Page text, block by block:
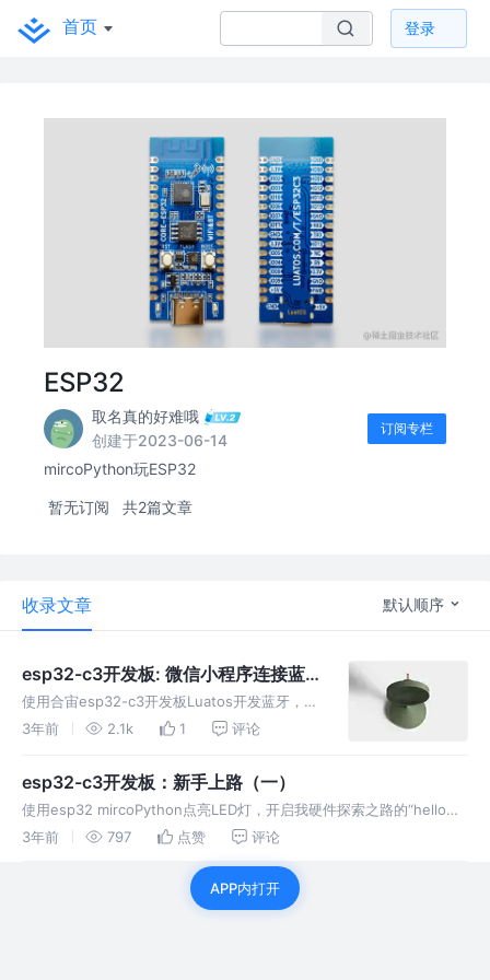
首页 登录
ESP32
取名真的好难哦
创建于2023-06-14
订阅专栏
mircoPython玩ESP32
暂无订阅 共2篇文章
收录文章 默认顺序
esp32-c3开发板: 微信小程序连接蓝
牙控制风扇
使用合宙esp32-c3开发板Luatos开发蓝牙，微
信小程序连接esp32-c3，来操控风扇的开关，
3年前 2.1k 1 评论
esp32-c3开发板：新手上路（一）
使用esp32 mircoPython点亮LED灯，开启我硬件探索之路的“hello
world”。
3年前 797 点赞 评论
APP内打开